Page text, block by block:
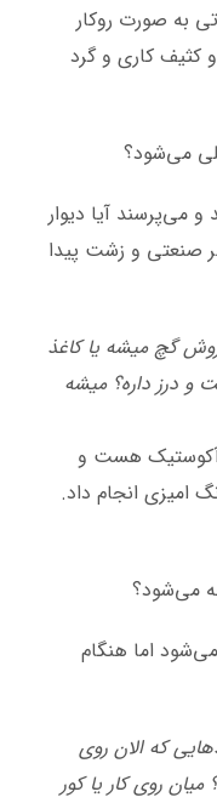
به صورت روکار
کثیف کاری و گرد
و می‌پرسند آیا دیوار
صنعتی و زشت پیدا
گچ میشه یا کاغذ
و درز داره؟ میشه
آکوستیک هست و
امیزی انجام داد.
اما هنگام
که الان روی
روی کار یا کور